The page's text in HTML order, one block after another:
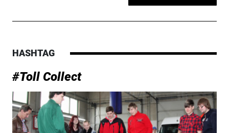
HASHTAG
#Toll Collect